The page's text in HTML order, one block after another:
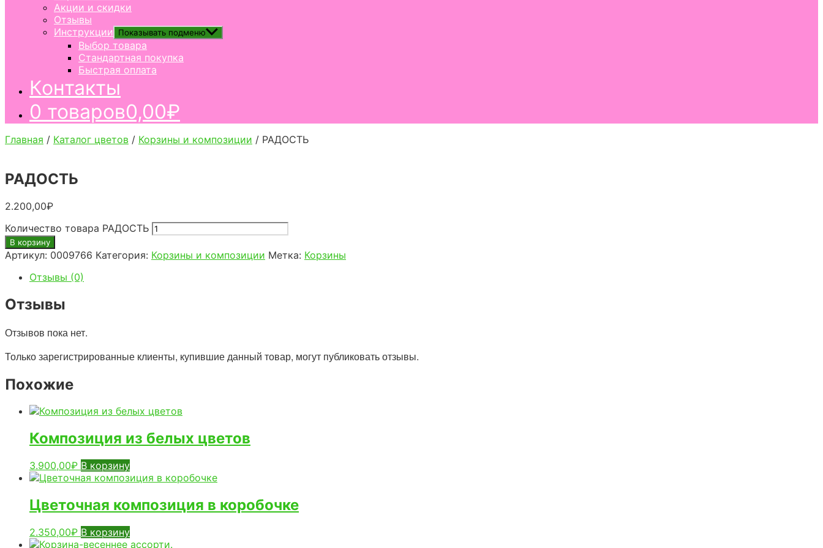
Акции и скидки
Отзывы
Инструкции
Показывать подменю
Выбор товара
Стандартная покупка
Быстрая оплата
Контакты
0 товаров0,00₽
Главная / Каталог цветов / Корзины и композиции / РАДОСТЬ
РАДОСТЬ
2.200,00₽
Количество товара РАДОСТЬ
В корзину
Артикул: 0009766 Категория: Корзины и композиции Метка: Корзины
Отзывы (0)
Отзывы
Отзывов пока нет.
Только зарегистрированные клиенты, купившие данный товар, могут публиковать отзывы.
Похожие
Композиция из белых цветов
3.900,00₽ В корзину
Цветочная композиция в коробочке
2.350,00₽ В корзину